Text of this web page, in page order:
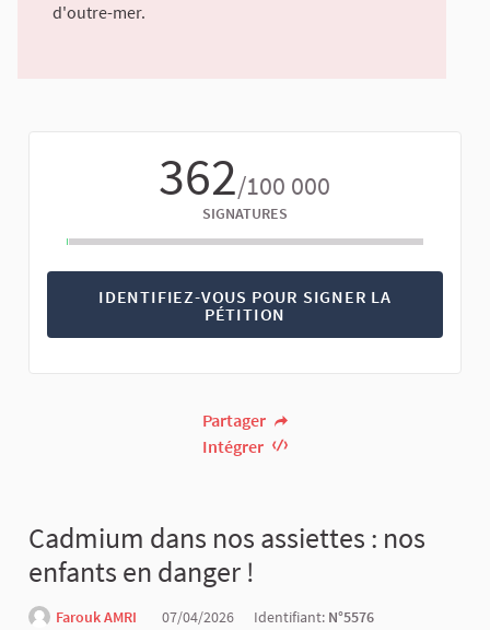
d'outre-mer.
362/100 000
SIGNATURES
IDENTIFIEZ-VOUS POUR SIGNER LA
PÉTITION
Partager
Intégrer
Cadmium dans nos assiettes : nos
enfants en danger !
Farouk AMRI 07/04/2026 Identifiant: N°5576